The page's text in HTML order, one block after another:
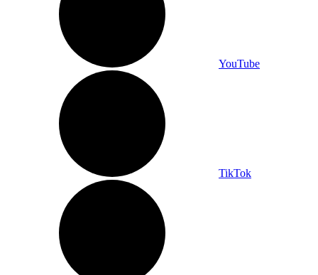
YouTube
TikTok